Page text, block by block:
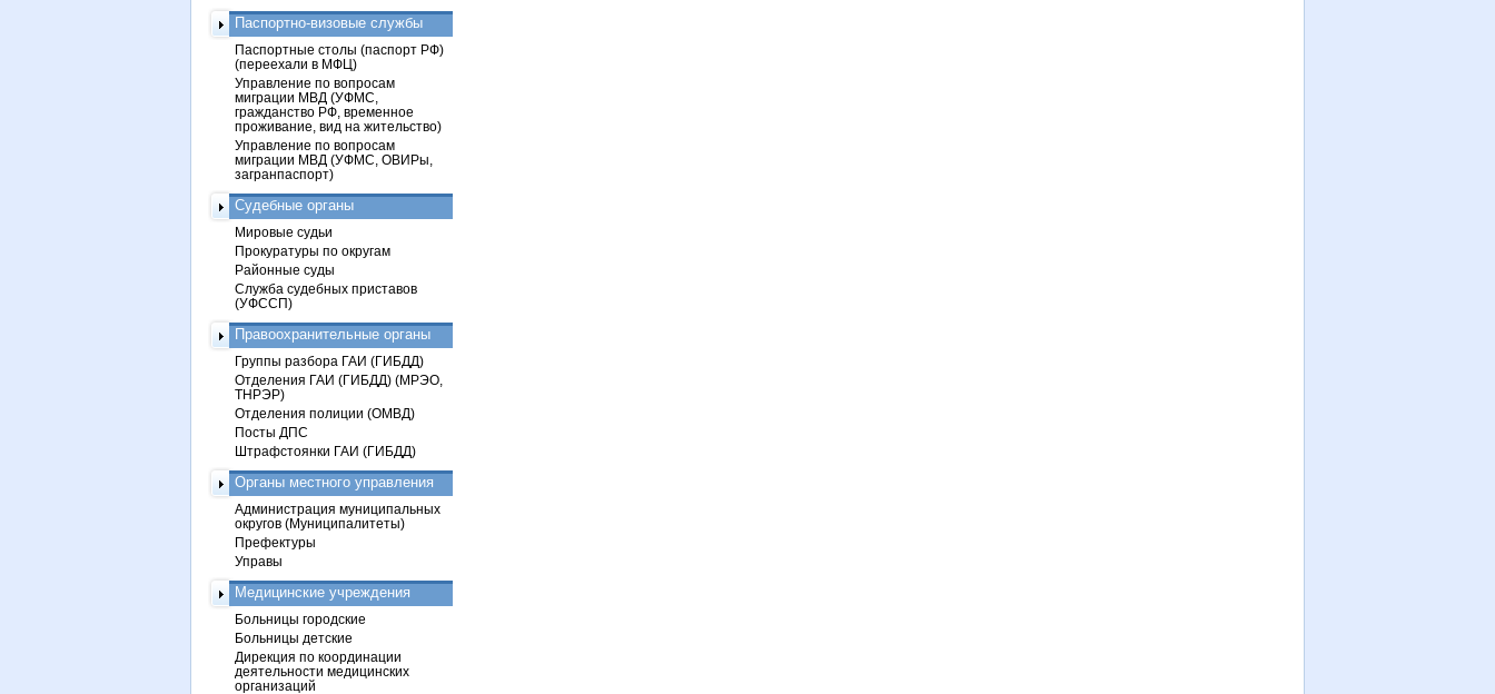
Паспортно-визовые службы
Паспортные столы (паспорт РФ)
(переехали в МФЦ)
Управление по вопросам
миграции МВД (УФМС,
гражданство РФ, временное
проживание, вид на жительство)
Управление по вопросам
миграции МВД (УФМС, ОВИРы,
загранпаспорт)
Судебные органы
Мировые судьи
Прокуратуры по округам
Районные суды
Служба судебных приставов
(УФССП)
Правоохранительные органы
Группы разбора ГАИ (ГИБДД)
Отделения ГАИ (ГИБДД) (МРЭО,
ТНРЭР)
Отделения полиции (ОМВД)
Посты ДПС
Штрафстоянки ГАИ (ГИБДД)
Органы местного управления
Администрация муниципальных
округов (Муниципалитеты)
Префектуры
Управы
Медицинские учреждения
Больницы городские
Больницы детские
Дирекция по координации
деятельности медицинских
организаций